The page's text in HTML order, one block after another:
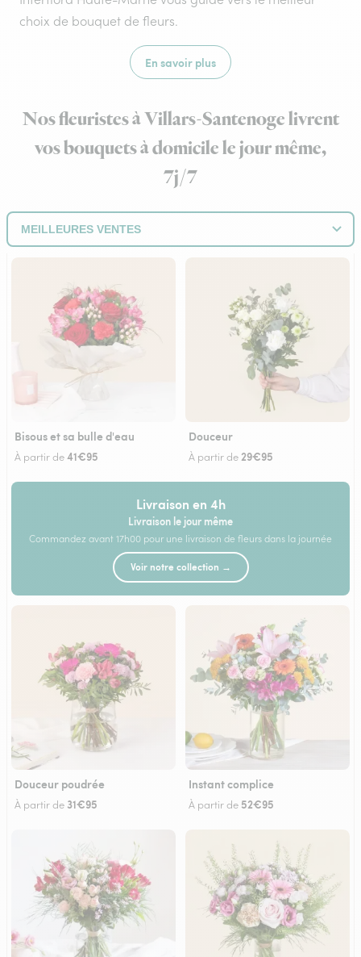
choix de bouquet de fleurs.
En savoir plus
Nos fleuristes à Villars-Santenoge livrent
vos bouquets à domicile le jour même,
7j/7
Bisous et sa bulle d'eau
À partir de41€95
Douceur
À partir de 29€95
Livraison en 4h
Livraison le jour même
Commandez avant 17h00 pour une livraison de fleurs dans la journée
Voir notre collection →
Douceur poudrée
À partir de 31€95
Instant complice
À partir de 52€95